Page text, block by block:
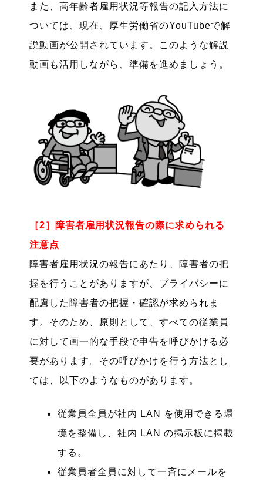
また、高年齢者雇用状況等報告の記入方法に
ついては、現在、厚生労働省のYouTubeで解
説動画が公開されています。このような解説
動画も活用しながら、準備を進めましょう。
［2］障害者雇用状況報告の際に求められる
注意点
障害者雇用状況の報告にあたり、障害者の把
握を行うことがありますが、プライバシーに
配慮した障害者の把握・確認が求められま
す。そのため、原則として、すべての従業員
に対して画一的な手段で申告を呼びかける必
要があります。その呼びかけを行う方法とし
ては、以下のようなものがあります。
従業員全員が社内 LAN を使用できる環
境を整備し、社内 LAN の掲示板に掲載
する。
従業員者全員に対して一斉にメールを